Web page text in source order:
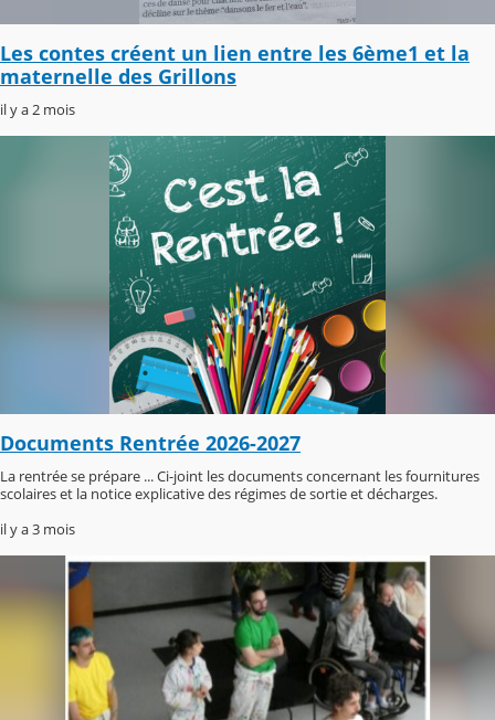
Les contes créent un lien entre les 6ème1 et la
maternelle des Grillons
il y a 2 mois
Documents Rentrée 2026-2027
La rentrée se prépare ... Ci-joint les documents concernant les fournitures
scolaires et la notice explicative des régimes de sortie et décharges.
il y a 3 mois